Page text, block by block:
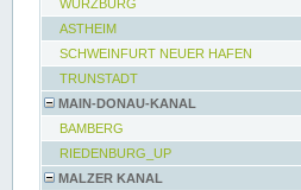
WÜRZBURG
ASTHEIM
SCHWEINFURT NEUER HAFEN
TRUNSTADT
MAIN-DONAU-KANAL
BAMBERG
RIEDENBURG_UP
MALZER KANAL